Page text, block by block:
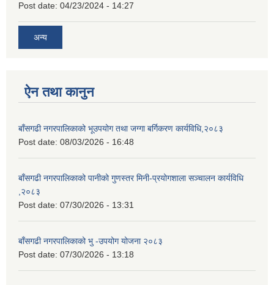
Post date: 04/23/2024 - 14:27
अन्य
ऐन तथा कानुन
बाँसगढी नगरपालिकाको भूउपयोग तथा जग्गा बर्गिकरण कार्यविधि,२०८३
Post date: 08/03/2026 - 16:48
बाँसगढी नगरपालिकाको पानीको गुणस्तर मिनी-प्रयोगशाला सञ्चालन कार्यविधि
,२०८३
Post date: 07/30/2026 - 13:31
बाँसगढी नगरपालिकाको भु -उपयोग योजना २०८३
Post date: 07/30/2026 - 13:18